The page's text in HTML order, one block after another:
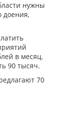
нужны
доения,
в месяц.
90 тысяч.
70